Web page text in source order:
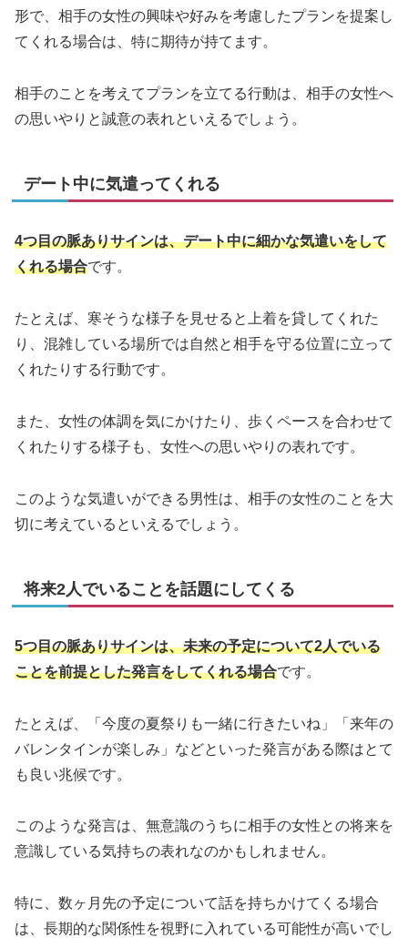
形で、相手の女性の興味や好みを考慮したプランを提案し
てくれる場合は、特に期待が持てます。
相手のことを考えてプランを立てる行動は、相手の女性へ
の思いやりと誠意の表れといえるでしょう。
デート中に気遣ってくれる
4つ目の脈ありサインは、デート中に細かな気遣いをして
くれる場合です。
たとえば、寒そうな様子を見せると上着を貸してくれた
り、混雑している場所では自然と相手を守る位置に立って
くれたりする行動です。
また、女性の体調を気にかけたり、歩くペースを合わせて
くれたりする様子も、女性への思いやりの表れです。
このような気遣いができる男性は、相手の女性のことを大
切に考えているといえるでしょう。
将来2人でいることを話題にしてくる
5つ目の脈ありサインは、未来の予定について2人でいる
ことを前提とした発言をしてくれる場合です。
たとえば、「今度の夏祭りも一緒に行きたいね」「来年の
バレンタインが楽しみ」などといった発言がある際はとて
も良い兆候です。
このような発言は、無意識のうちに相手の女性との将来を
意識している気持ちの表れなのかもしれません。
特に、数ヶ月先の予定について話を持ちかけてくる場合
は、長期的な関係性を視野に入れている可能性が高いでし